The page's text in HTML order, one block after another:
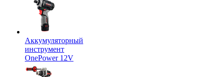
Аккумуляторный
инструмент
OnePower 12V